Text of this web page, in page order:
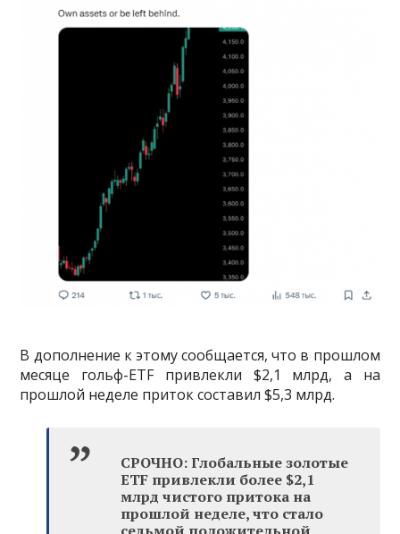
В дополнение к этому сообщается, что в прошлом
месяце гольф-ETF привлекли $2,1 млрд, а на
прошлой неделе приток составил $5,3 млрд.
СРОЧНО: Глобальные золотые
ETF привлекли более $2,1
млрд чистого притока на
прошлой неделе, что стало